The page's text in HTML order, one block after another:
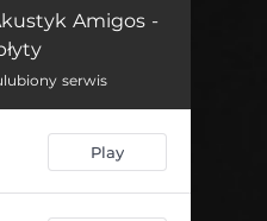
03:41
ma 03:58
Amigos -
serwis
Play